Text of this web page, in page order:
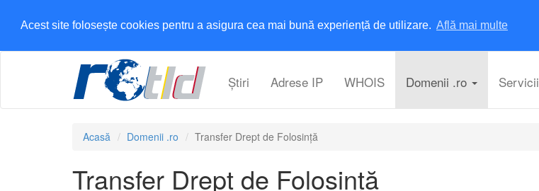
Acest site folosește cookies pentru a asigura cea mai bună experiență de utilizare. Află mai multe
Știri Adrese IP WHOIS Domenii .ro Servicii
Acasă Domenii .ro Transfer Drept de Folosință
Transfer Drept de Folosință